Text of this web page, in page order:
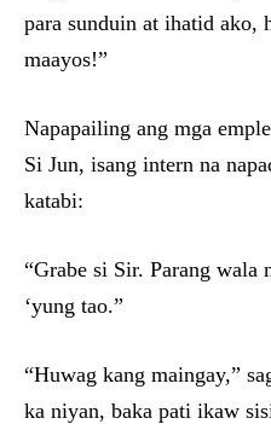
para sunduin at ihatid ako,
maayos!”
Napapailing ang mga
Si Jun, isang intern na
katabi:
“Grabe si Sir. Parang wala
‘yung tao.”
“Huwag kang maingay,”
ka niyan, baka pati ikaw